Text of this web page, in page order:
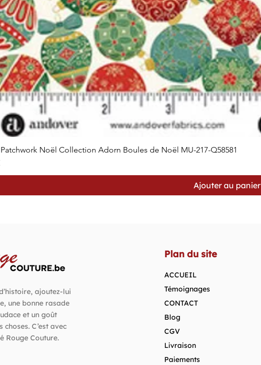
Aperçu rapide
Noël Collection Adorn Boules de Noël MU-217-Q58581
Ajouter au panier
ajoutez-lui
une bonne rasade
et un goût
C’est avec
Rouge Couture.
Plan du site
ACCUEIL
Témoignages
CONTACT
Blog
CGV
Livraison
Paiements